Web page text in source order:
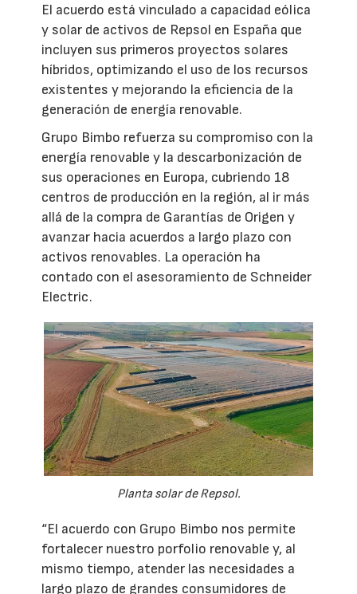
El acuerdo está vinculado a capacidad eólica
y solar de activos de Repsol en España que
incluyen sus primeros proyectos solares
híbridos, optimizando el uso de los recursos
existentes y mejorando la eficiencia de la
generación de energía renovable.
Grupo Bimbo refuerza su compromiso con la
energía renovable y la descarbonización de
sus operaciones en Europa, cubriendo 18
centros de producción en la región, al ir más
allá de la compra de Garantías de Origen y
avanzar hacia acuerdos a largo plazo con
activos renovables. La operación ha
contado con el asesoramiento de Schneider
Electric.
Planta solar de Repsol.
“El acuerdo con Grupo Bimbo nos permite
fortalecer nuestro porfolio renovable y, al
mismo tiempo, atender las necesidades a
largo plazo de grandes consumidores de